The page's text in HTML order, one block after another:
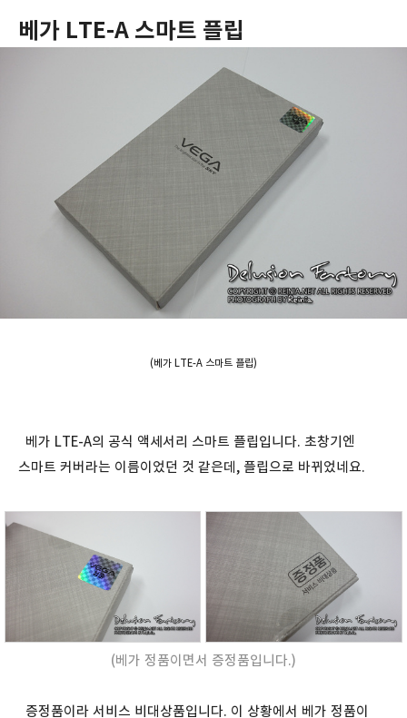
베가 LTE-A 스마트 플립
(베가 LTE-A 스마트 플립)
베가 LTE-A의 공식 액세서리 스마트 플립입니다. 초창기엔
스마트 커버라는 이름이었던 것 같은데, 플립으로 바뀌었네요.
(베가 정품이면서 증정품입니다.)
증정품이라 서비스 비대상품입니다. 이 상황에서 베가 정품이